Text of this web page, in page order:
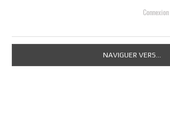
Connexion
NAVIGUER VERS...